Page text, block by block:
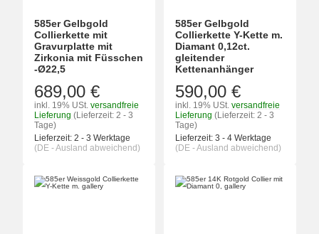
585er Gelbgold
Collierkette mit
Gravurplatte mit
Zirkonia mit Füsschen
-Ø22,5
689,00 €
inkl. 19% USt. versandfreie
Lieferung (Lieferzeit: 2 - 3
Tage)
Lieferzeit: 2 - 3 Werktage
(DE - Ausland abweichend)
585er Gelbgold
Collierkette Y-Kette m.
Diamant 0,12ct.
gleitender
Kettenanhänger
590,00 €
inkl. 19% USt. versandfreie
Lieferung (Lieferzeit: 2 - 3
Tage)
Lieferzeit: 3 - 4 Werktage
(DE - Ausland abweichend)